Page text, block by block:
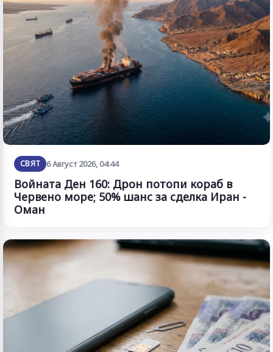
СВЯТ 6 Август 2026, 04:44
Войната Ден 160: Дрон потопи кораб в
Червено море; 50% шанс за сделка Иран -
Оман